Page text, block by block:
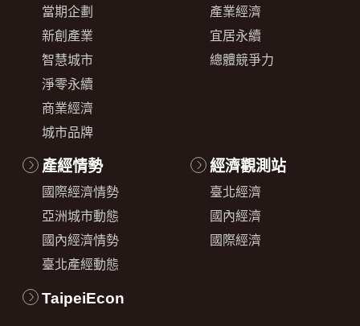
當期企劃
新創產業
智慧城市
淨零永續
商業經濟
城市品牌
產業經濟
宜居永續
總體競爭力
產經情勢
國際經濟情勢
亞洲城市動態
國內經濟情勢
臺北產經動態
經濟觀測站
臺北經濟
國內經濟
國際經濟
TaipeiEcon